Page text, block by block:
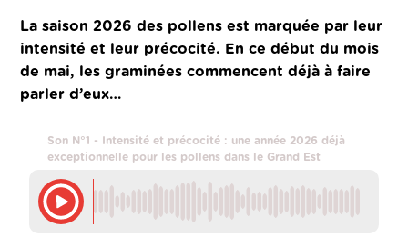
La saison 2026 des pollens est marquée par leur
intensité et leur précocité. En ce début du mois
de mai, les graminées commencent déjà à faire
parler d’eux…
Son N°1 - Intensité et précocité : une année 2026 déjà
exceptionnelle pour les pollens dans le Grand Est